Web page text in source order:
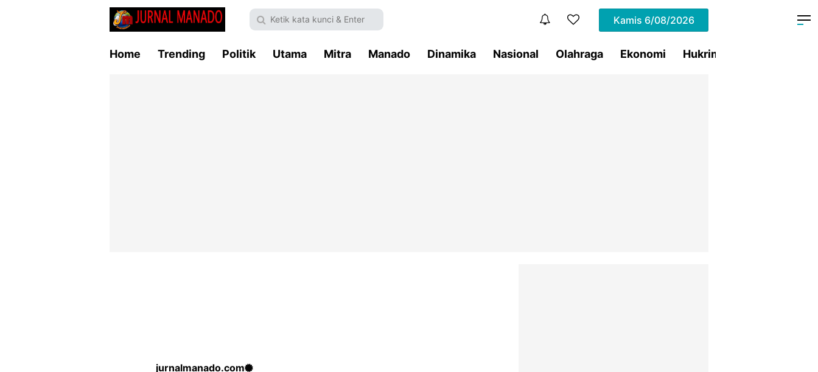
Kamis 6/08/2026
Home Trending Politik Utama Mitra Manado Dinamika Nasional Olahraga Ekonomi Hukrim
jurnalmanado.com